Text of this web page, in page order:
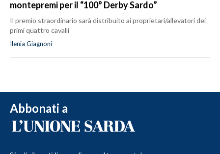
montepremi per il “100° Derby Sardo”
Il premio straordinario sarà distribuito ai proprietari/allevatori dei
primi quattro cavalli
Ilenia Giagnoni
Abbonati a